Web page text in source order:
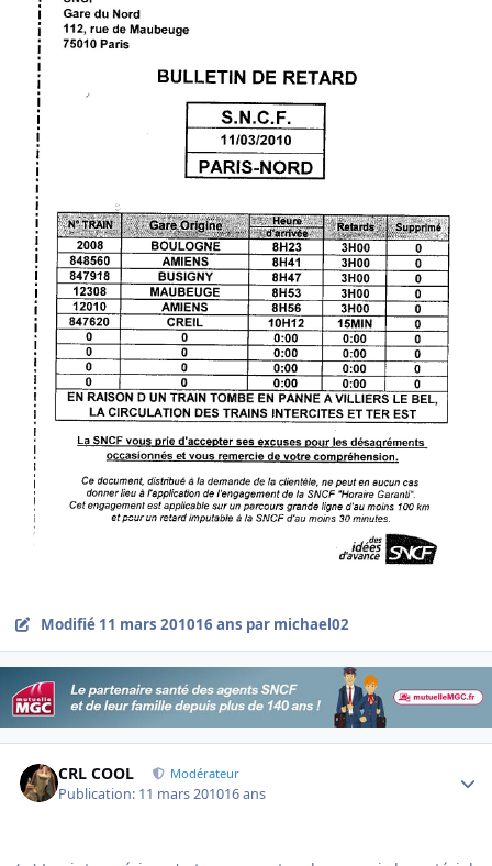
Modifié 11 mars 201016 ans par michael02
CRL COOL Modérateur
Publication: 11 mars 201016 ans